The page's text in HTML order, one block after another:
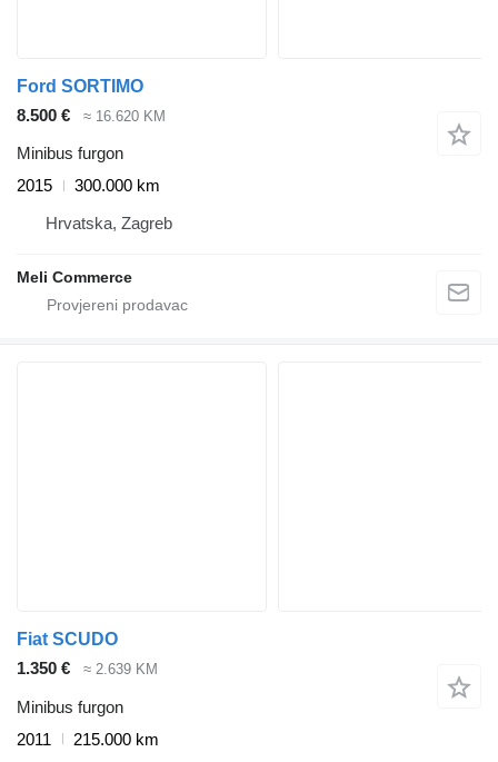
Ford SORTIMO
8.500 €
≈ 16.620 KM
Minibus furgon
2015
300.000 km
Hrvatska, Zagreb
Meli Commerce
Fiat SCUDO
1.350 €
≈ 2.639 KM
Minibus furgon
2011
215.000 km